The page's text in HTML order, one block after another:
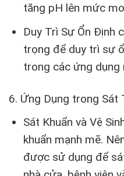
tăng pH lên mức
Duy Trì Sự Ổn Định
trọng để duy trì sự
trong các ứng dụng
6. Ứng Dụng trong Sát
Sát Khuẩn và Vệ
khuẩn mạnh mẽ.
được sử dụng để